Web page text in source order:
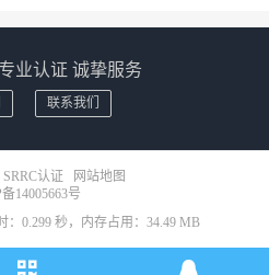
业认证 诚挚服务
联系我们
SRRC认证
网站地图
14005663号
：0.299 秒，内存占用：34.49 MB